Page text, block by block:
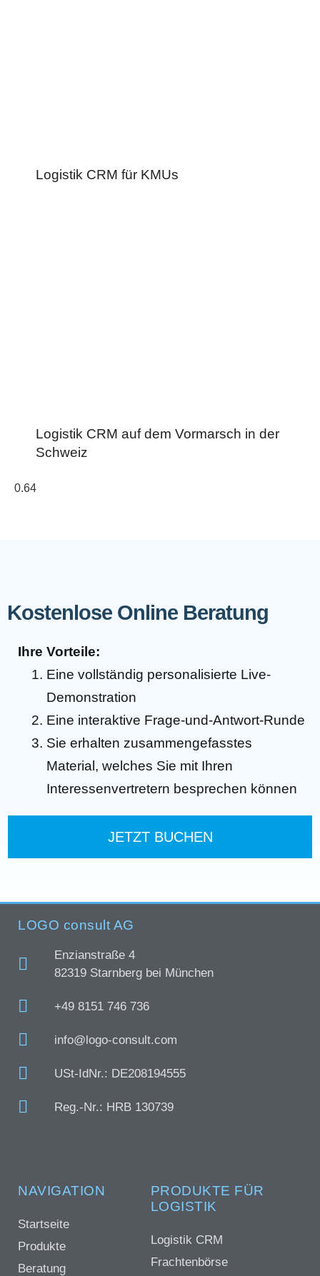
Logistik CRM für KMUs
Logistik CRM auf dem Vormarsch in der
Schweiz
Kostenlose Online Beratung
Ihre Vorteile:
Eine vollständig personalisierte Live-
Demonstration
Eine interaktive Frage-und-Antwort-Runde
Sie erhalten zusammengefasstes
Material, welches Sie mit Ihren
Interessenvertretern besprechen können
JETZT BUCHEN
LOGO consult AG
Enzianstraße 4
82319 Starnberg bei München
+49 8151 746 736
info@logo-consult.com
USt-IdNr.: DE208194555
Reg.-Nr.: HRB 130739
NAVIGATION
Startseite
Produkte
Beratung
PRODUKTE FÜR
LOGISTIK
Logistik CRM
Frachtenbörse